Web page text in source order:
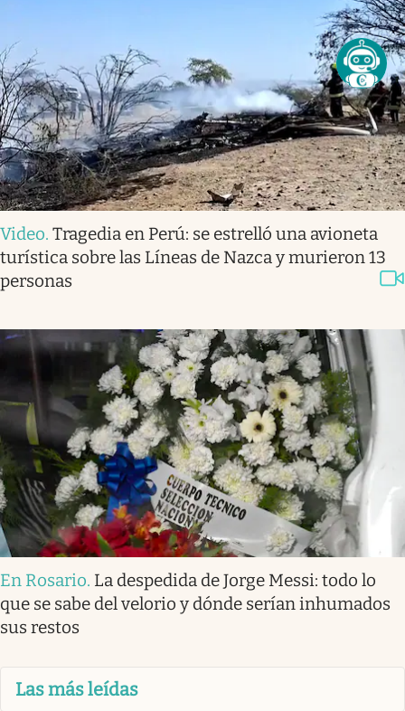
Video. Tragedia en Perú: se estrelló una avioneta
turística sobre las Líneas de Nazca y murieron 13
personas
En Rosario. La despedida de Jorge Messi: todo lo
que se sabe del velorio y dónde serían inhumados
sus restos
Las más leídas